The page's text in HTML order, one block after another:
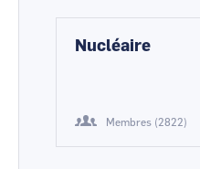
Nucléaire
Membres (2822)